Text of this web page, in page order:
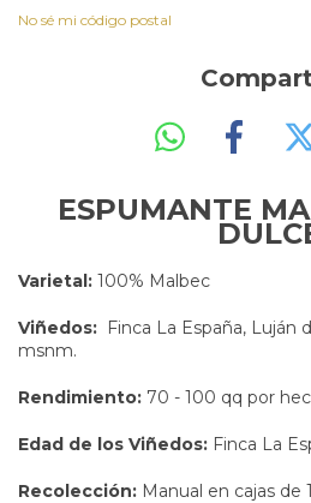
No sé mi código postal
ESPUMANTE
Varietal: 100% Malbec
Viñedos: Finca La España, Luján
msnm.
Rendimiento: 70 - 100 qq por
Edad de los Viñedos: Finca La
Recolección: Manual en cajas de